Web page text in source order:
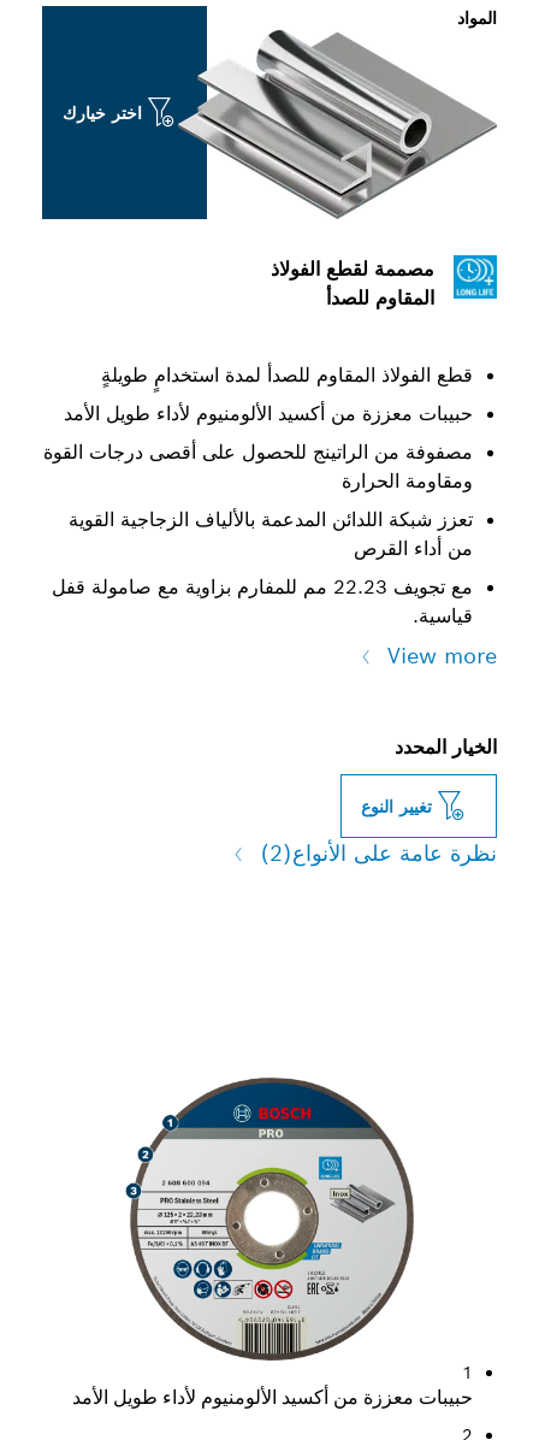
مصممة لقطع الفولاذ
المقاوم للصدأ
قطع الفولاذ المقاوم للصدأ لمدة استخدامٍ طويلةٍ
حبيبات معززة من أكسيد الألومنيوم لأداء طويل الأمد
مصفوفة من الراتينج للحصول على أقصى درجات القوة
ومقاومة الحرارة
تعزز شبكة اللدائن المدعمة بالألياف الزجاجية القوية
من أداء القرص
مع تجويف 22.23 مم للمفارم بزاوية مع صامولة قفل
قياسية.
View more
المواد
اختر خيارك
الخيار المحدد
تغيير النوع
نظرة عامة على الأنواع(2)
1
حبيبات معززة من أكسيد الألومنيوم لأداء طويل الأمد
2